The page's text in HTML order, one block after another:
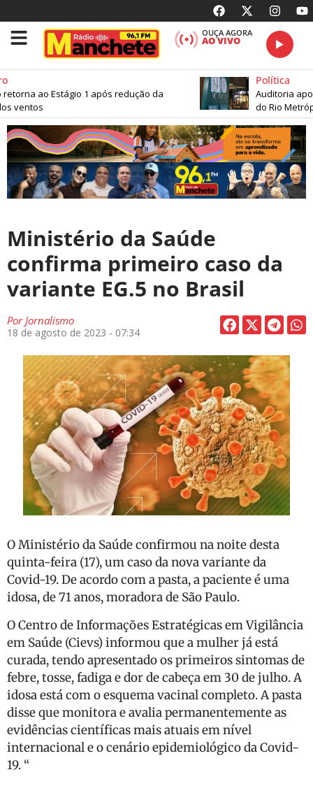
OUÇA AGORA
AO VIVO
ao Estágio 1 após redução da
ventos
Política
Auditoria
do Rio
Ministério da Saúde
confirma primeiro caso da
variante EG.5 no Brasil
PorJornalismo
18 de agosto de 2023 - 07:34
O Ministério da Saúde confirmou na noite desta
quinta-feira (17), um caso da nova variante da
Covid-19. De acordo com a pasta, a paciente é uma
idosa, de 71 anos, moradora de São Paulo.
O Centro de Informações Estratégicas em Vigilância
em Saúde (Cievs) informou que a mulher já está
curada, tendo apresentado os primeiros sintomas de
febre, tosse, fadiga e dor de cabeça em 30 de julho. A
idosa está com o esquema vacinal completo. A pasta
disse que monitora e avalia permanentemente as
evidências científicas mais atuais em nível
internacional e o cenário epidemiológico da Covid-
19. “